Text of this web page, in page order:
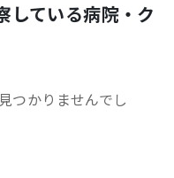
している病院・ク
つかりませんでし